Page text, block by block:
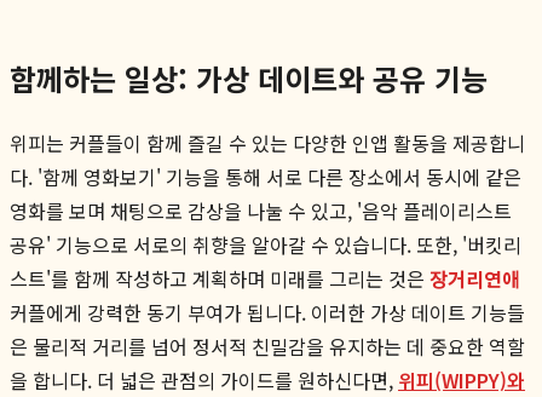
함께하는 일상: 가상 데이트와 공유 기능
위피는 커플들이 함께 즐길 수 있는 다양한 인앱 활동을 제공합니
다. '함께 영화보기' 기능을 통해 서로 다른 장소에서 동시에 같은
영화를 보며 채팅으로 감상을 나눌 수 있고, '음악 플레이리스트
공유' 기능으로 서로의 취향을 알아갈 수 있습니다. 또한, '버킷리
스트'를 함께 작성하고 계획하며 미래를 그리는 것은 장거리연애
커플에게 강력한 동기 부여가 됩니다. 이러한 가상 데이트 기능들
은 물리적 거리를 넘어 정서적 친밀감을 유지하는 데 중요한 역할
을 합니다. 더 넓은 관점의 가이드를 원하신다면, 위피(WIPPY)와